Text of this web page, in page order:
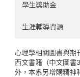
人力資源領域
學系事務
碩班事務
實習辦法
其他
學生獎助金
生涯輔導資源
心理學相關圖書與期
西文書籍（中文圖書
外，本系另增購精神